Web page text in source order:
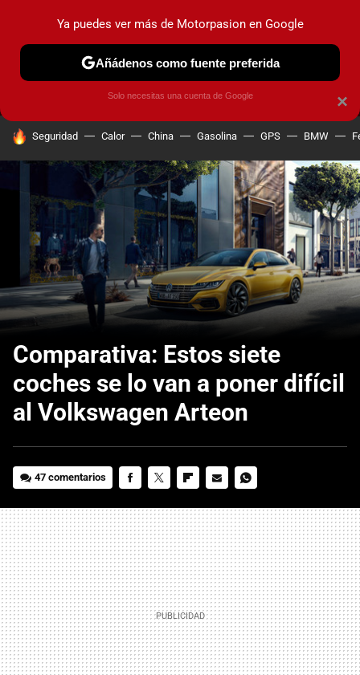
MENÚ NUEVO
COCHES ELÉCTRICOS OBSERVATORIO
HOY SE HABLA DE
Seguridad Calor China Gasolina GPS BMW
Comparativa: Estos siete
coches se lo van a poner difícil
al Volkswagen Arteon
47 comentarios
MAIL
×
Ya puedes ver más de Motorpasion en Google
Añádenos como fuente preferida
Solo necesitas una cuenta de Google